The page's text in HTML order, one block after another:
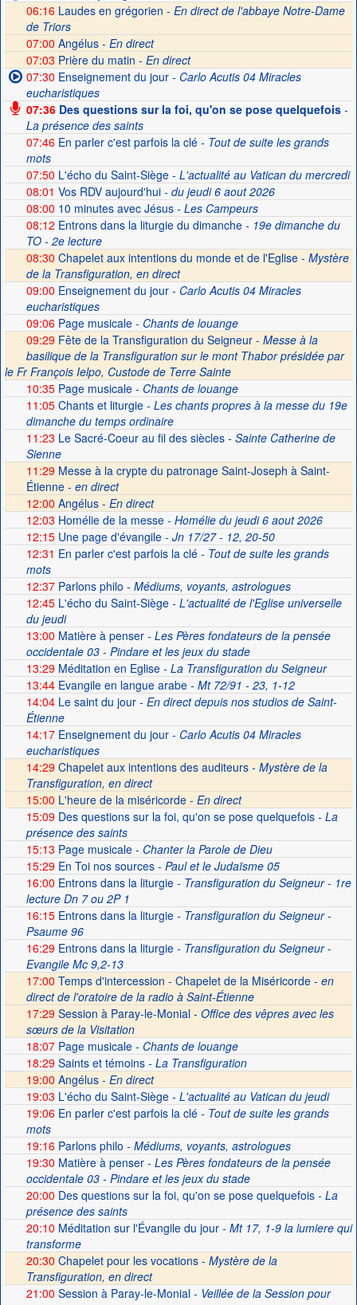
06:16 Laudes en grégorien - En direct de l'abbaye Notre-Dame
de Triors
07:00 Angélus - En direct
07:03 Prière du matin - En direct
07:30 Enseignement du jour- Carlo Acutis 04 Miracles
eucharistiques
07:36Des questions sur la foi, qu'on se pose quelquefois-
La présence des saints
07:46En parler c'est parfois la clé- Tout de suite les grands
mots
07:50 L'écho du Saint-Siège- L'actualité au Vatican du mercredi
08:01 Vos RDV aujourd'hui- du jeudi 6 aout 2026
08:00 10 minutes avec Jésus- Les Campeurs
08:12 Entrons dans la liturgie du dimanche- 19e dimanche du
TO - 2e lecture
08:30 Chapelet aux intentions du monde et de l'Eglise - Mystère
de la Transfiguration, en direct
09:00 Enseignement du jour- Carlo Acutis 04 Miracles
eucharistiques
09:06Page musicale- Chants de louange
09:29 Fête de la Transfiguration du Seigneur - Messe à la
basilique de la Transfiguration sur le mont Thabor présidée par
le Fr François Ielpo, Custode de Terre Sainte
10:35Page musicale- Chants de louange
11:05Chants et liturgie- Les chants propres à la messe du 19e
dimanche du temps ordinaire
11:23 Le Sacré-Coeur au fil des siècles- Sainte Catherine de
Sienne
11:29 Messe à la crypte du patronage Saint-Joseph à Saint-
Étienne - en direct
12:00 Angélus - En direct
12:03 Homélie de la messe- Homélie du jeudi 6 aout 2026
12:15Une page d'évangile- Jn 17/27 - 12, 20-50
12:31 En parler c'est parfois la clé- Tout de suite les grands
mots
12:37Parlons philo - Médiums, voyants, astrologues
12:45L'écho du Saint-Siège- L'actualité de l'Eglise universelle
du jeudi
13:00 Matière à penser- Les Pères fondateurs de la pensée
occidentale 03 - Pindare et les jeux du stade
13:29Méditation en Eglise- La Transfiguration du Seigneur
13:44Evangile en langue arabe- Mt 72/91 - 23, 1-12
14:04Le saint du jour- En direct depuis nos studios de Saint-
Étienne
14:17Enseignement du jour- Carlo Acutis 04 Miracles
eucharistiques
14:29 Chapelet aux intentions des auditeurs - Mystère de la
Transfiguration, en direct
15:00 L'heure de la miséricorde - En direct
15:09Des questions sur la foi, qu'on se pose quelquefois- La
présence des saints
15:13 Page musicale- Chanter la Parole de Dieu
15:29En Toi nos sources- Paul et le Judaïsme 05
16:00 Entrons dans la liturgie- Transfiguration du Seigneur - 1re
lecture Dn 7 ou 2P 1
16:15Entrons dans la liturgie- Transfiguration du Seigneur -
Psaume 96
16:29Entrons dans la liturgie- Transfiguration du Seigneur -
Evangile Mc 9,2-13
17:00 Temps d'intercession - Chapelet de la Miséricorde - en
direct de l'oratoire de la radio à Saint-Étienne
17:29 Session à Paray-le-Monial - Office des vêpres avec les
sœurs de la Visitation
18:07Page musicale- Chants de louange
18:29Saints et témoins- La Transfiguration
19:00 Angélus - En direct
19:03 L'écho du Saint-Siège- L'actualité au Vatican du jeudi
19:06En parler c'est parfois la clé- Tout de suite les grands
mots
19:16Parlons philo - Médiums, voyants, astrologues
19:30 Matière à penser- Les Pères fondateurs de la pensée
occidentale 03 - Pindare et les jeux du stade
20:00 Des questions sur la foi, qu'on se pose quelquefois- La
présence des saints
20:10 Méditation sur l'Évangile du jour- Mt 17, 1-9 la lumiere qui
transforme
20:30 Chapelet pour les vocations - Mystère de la
Transfiguration, en direct
21:00 Session à Paray-le-Monial- Veillée de la Session pour